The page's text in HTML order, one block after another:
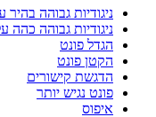
ניגודיות גבוהה
ניגודיות גבוהה כהה
הגדל פונט
הקטן פונט
הדגשת קישורים
פונט נגיש יותר
איפוס